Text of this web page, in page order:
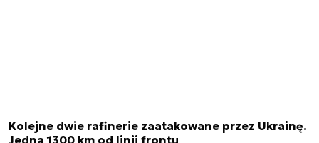
Kolejne dwie rafinerie zaatakowane przez Ukrainę.
Jedna 1300 km od linii frontu